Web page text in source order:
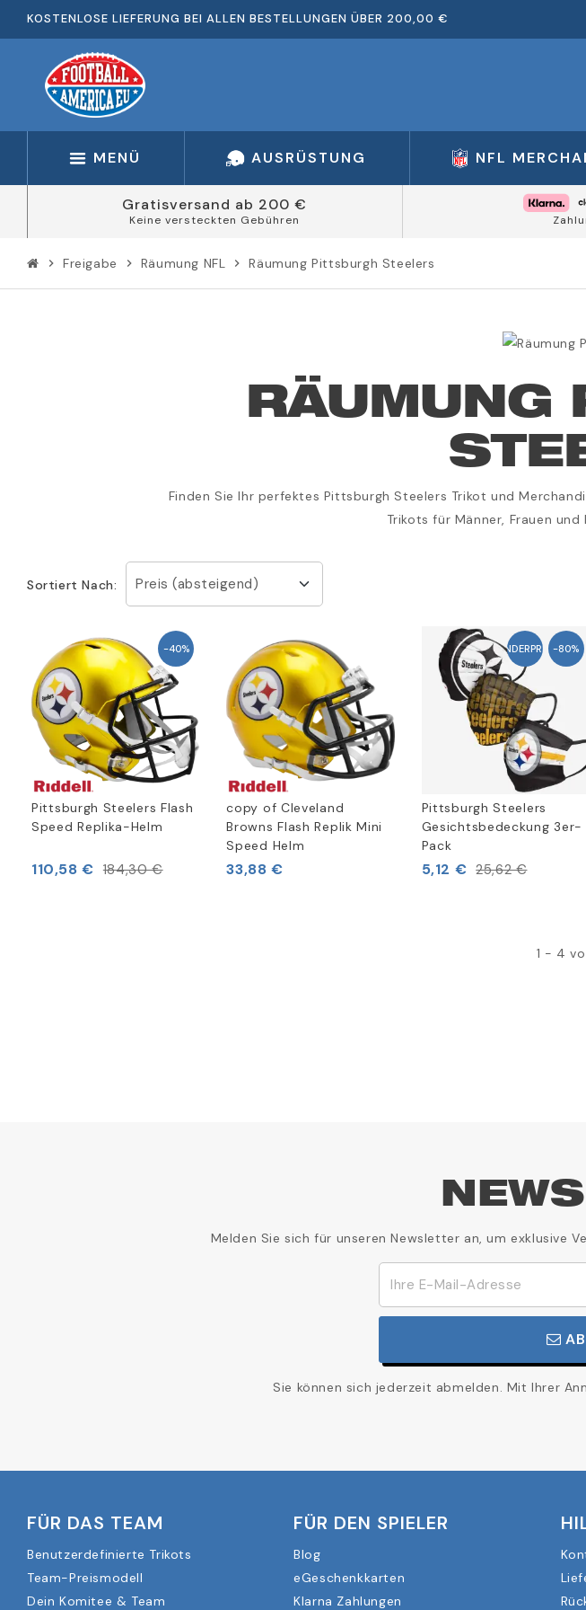
KOSTENLOSE LIEFERUNG BEI ALLEN BESTELLUNGEN ÜBER 200,00 €
MENÜ AUSRÜSTUNG NFL
Gratisversand ab 200 €
Keine versteckten Gebühren
chevron_right Freigabe chevron_right Räumung NFL chevron_right Räumung Pittsburgh Steelers
RÄUMUNG
Finden Sie Ihr perfektes Pittsburgh Steelers Trikot und
Trikots für Männer, Frauen
Sortiert Nach: Preis (absteigend)
-40%
Pittsburgh Steelers Flash
Speed Replika-Helm
110,58 € 184,30 €
copy of Cleveland
Browns Flash Replik Mini
Speed Helm
33,88 €
SONDERPREIS!-80%
Pittsburgh Steelers
Gesichtsbedeckung 3er-
Pack
5,12 € 25,62 €
1 - 4
Melden Sie sich für unseren Newsletter an, um exklusive
Sie können sich jederzeit abmelden. Mit Ihrer
FÜR DAS TEAM
Benutzerdefinierte Trikots
Team-Preismodell
Dein Komitee & Team
FÜR DEN SPIELER
Blog
eGeschenkkarten
Klarna Zahlungen